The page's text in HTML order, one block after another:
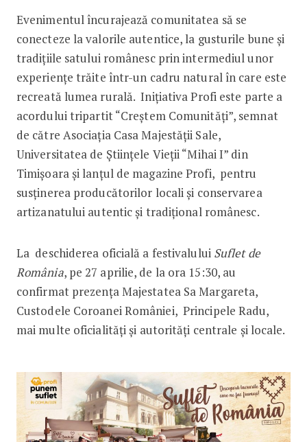
Evenimentul încurajează comunitatea să se
conecteze la valorile autentice, la gusturile bune și
tradițiile satului românesc prin intermediul unor
experiențe trăite într-un cadru natural în care este
recreată lumea rurală. Inițiativa Profi este parte a
acordului tripartit “Creștem Comunități”, semnat
de către Asociația Casa Majestății Sale,
Universitatea de Științele Vieții “Mihai I” din
Timișoara și lanțul de magazine Profi, pentru
susținerea producătorilor locali și conservarea
artizanatului autentic și tradițional românesc.
La deschiderea oficială a festivalului Suflet de
România, pe 27 aprilie, de la ora 15:30, au
confirmat prezența Majestatea Sa Margareta,
Custodele Coroanei României, Principele Radu,
mai multe oficialități și autorități centrale și locale.